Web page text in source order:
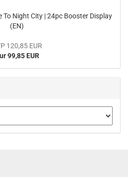
To Night City | 24pc Boos­ter Dis­play
(EN)
120,85 EUR
99,85 EUR